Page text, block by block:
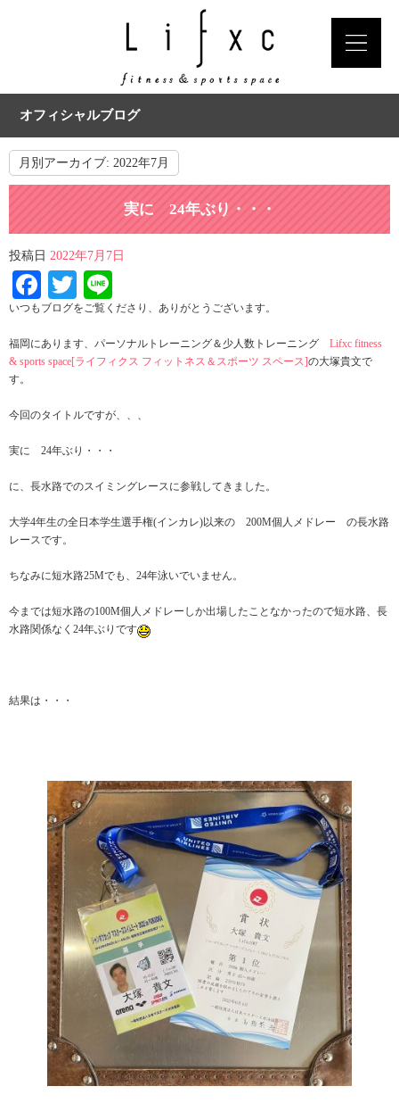
オフィシャルブログ
月別アーカイブ: 2022年7月
実に 24年ぶり・・・
投稿日 2022年7月7日
Facebook
Twitter
いつもブログをご覧くださり、ありがとうございます。
福岡にあります、パーソナルトレーニング＆少人数トレーニング Lifxc fitness
& sports space[ライフィクス フィットネス＆スポーツ スペース]の大塚貴文で
す。
今回のタイトルですが、、、
実に 24年ぶり・・・
に、長水路でのスイミングレースに参戦してきました。
大学4年生の全日本学生選手権(インカレ)以来の 200M個人メドレー の長水路
レースです。
ちなみに短水路25Mでも、24年泳いでいません。
今までは短水路の100M個人メドレーしか出場したことなかったので短水路、長
水路関係なく24年ぶりです
結果は・・・